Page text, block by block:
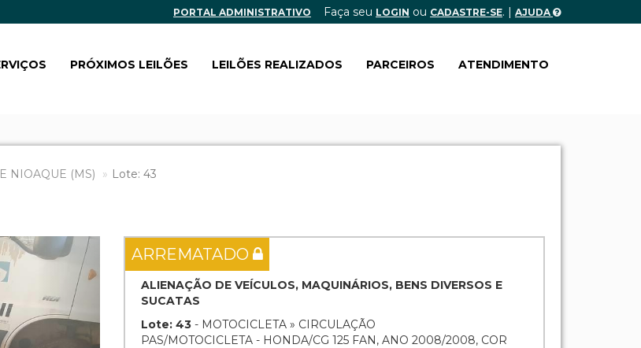
PORTAL ADMINISTRATIVO Faça seu LOGIN ou CADASTRE-SE. | AJUDA
PRÓXIMOS LEILÕES LEILÕES REALIZADOS PARCEIROS ATENDIMENTO
NIOAQUE (MS) Lote: 43
Next ARREMATADO
ALIENAÇÃO DE VEÍCULOS, MAQUINÁRIOS, BENS DIVERSOS E
SUCATAS
Lote: 43 - MOTOCICLETA » CIRCULAÇÃO
PAS/MOTOCICLETA - HONDA/CG 125 FAN, ANO 2008/2008, COR